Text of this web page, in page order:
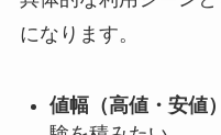
になります。
値幅（高値・安値